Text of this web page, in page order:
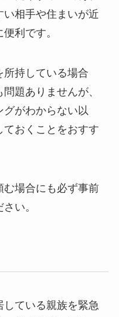
相手や住まいが近
利です。
所持している場合
題ありませんが、
がわからない以
ておくことをおすす
む場合にも必ず事前
い。
ている親族を緊急